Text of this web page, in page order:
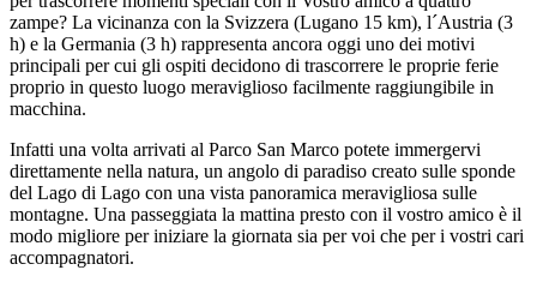
zampe? La vicinanza con la Svizzera (Lugano 15 km), l´Austria (3
h) e la Germania (3 h) rappresenta ancora oggi uno dei motivi
principali per cui gli ospiti decidono di trascorrere le proprie ferie
proprio in questo luogo meraviglioso facilmente raggiungibile in
macchina.
Infatti una volta arrivati al Parco San Marco potete immergervi
direttamente nella natura, un angolo di paradiso creato sulle sponde
del Lago di Lago con una vista panoramica meravigliosa sulle
montagne. Una passeggiata la mattina presto con il vostro amico è il
modo migliore per iniziare la giornata sia per voi che per i vostri cari
accompagnatori.